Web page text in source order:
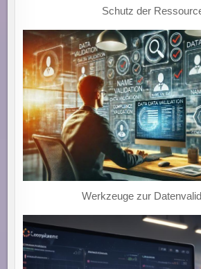
Schutz der
Werkzeuge zur